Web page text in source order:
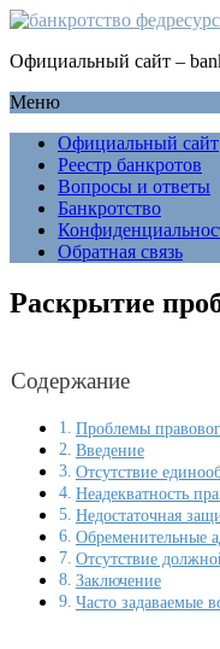
Официальный сайт –
Меню
Официальный сайт
Реестр банкротов
Вопросы и ответы
Банкротство
Обратная связь
Раскрытие
Содержание
Проблемы
Введение
Отсутствие
Неадекватность
Недостаточная
Обременительные
Отсутствие
Заключение
Часто задаваемые